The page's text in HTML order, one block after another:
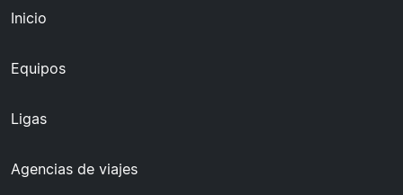
Inicio
Equipos
Ligas
Agencias de viajes